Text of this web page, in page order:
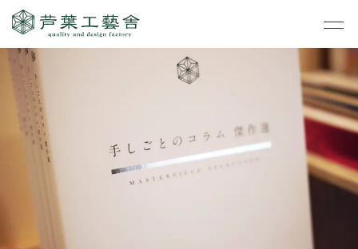
- 一般住宅
- 店舗・オフィス
事業案内
- TOP
- 新築
- 店舗・オフィス
ご見学
- すべて
・私たちの家づくり
・お知らせ
・イベント
・手しごとのコラム